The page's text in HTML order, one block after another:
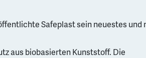
Safeplast sein neuestes
aus biobasierten Kunststoff. Die